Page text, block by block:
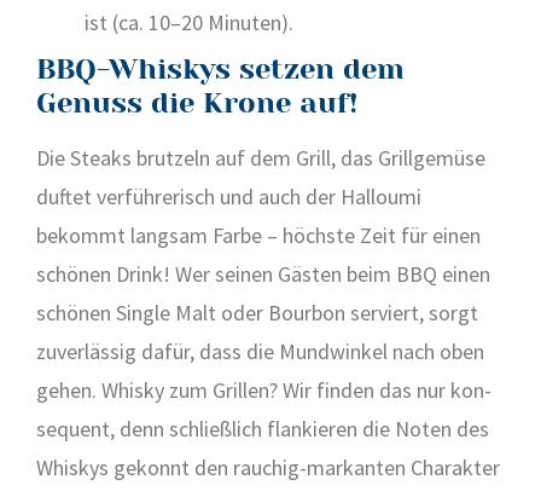
ist (ca. 10–20 Minu­ten).
BBQ-Whiskys setzen dem
Genuss die Krone auf!
Die Steaks brut­zeln auf dem Grill, das Grill­ge­mü­se
duf­tet ver­füh­re­risch und auch der Hall­o­u­mi
bekommt lang­sam Far­be – höchs­te Zeit für einen
schö­nen Drink! Wer sei­nen Gäs­ten beim BBQ einen
schö­nen Sin­gle Malt oder Bour­bon ser­viert, sorgt
zuver­läs­sig dafür, dass die Mund­win­kel nach oben
gehen. Whis­ky zum Gril­len? Wir fin­den das nur kon­
se­quent, denn schließ­lich flan­kie­ren die Noten des
Whis­kys gekonnt den rau­chig-mar­kan­ten Cha­rak­ter